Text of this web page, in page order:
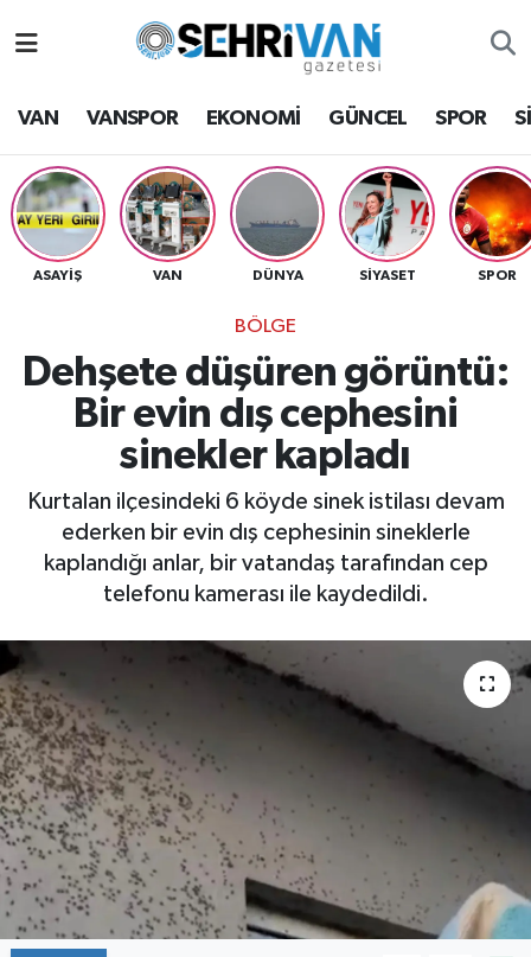
VAN VANSPOR EKONOMİ GÜNCEL SPOR
ASAYİŞ VAN DÜNYA SİYASET SPOR
BÖLGE
Dehşete düşüren görüntü:
Bir evin dış cephesini
sinekler kapladı
Kurtalan ilçesindeki 6 köyde sinek istilası devam
ederken bir evin dış cephesinin sineklerle
kaplandığı anlar, bir vatandaş tarafından cep
telefonu kamerası ile kaydedildi.
Van Hava Durumu
VAN Namaz Vakitleri
Van Trafik Yoğunluk Haritası
Süper Lig Puan Durumu ve Fikstür
Tüm Manşetler
Son Dakika Haberleri
Haber Arşivi